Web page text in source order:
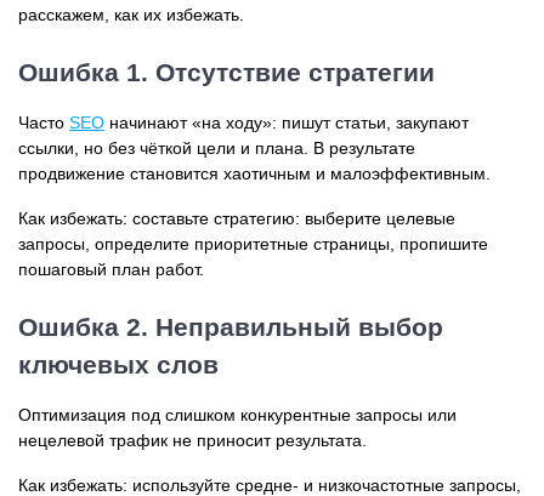
расскажем, как их избежать.
Ошибка 1. Отсутствие стратегии
Часто SEO начинают «на ходу»: пишут статьи, закупают
ссылки, но без чёткой цели и плана. В результате
продвижение становится хаотичным и малоэффективным.
Как избежать: составьте стратегию: выберите целевые
запросы, определите приоритетные страницы, пропишите
пошаговый план работ.
Ошибка 2. Неправильный выбор
ключевых слов
Оптимизация под слишком конкурентные запросы или
нецелевой трафик не приносит результата.
Как избежать: используйте средне- и низкочастотные запросы,